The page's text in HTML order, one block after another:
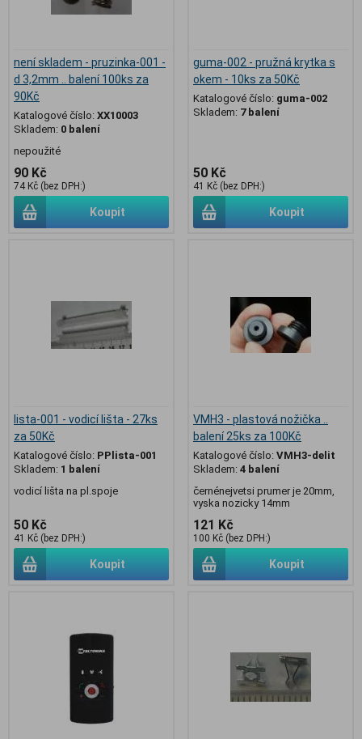
není skladem - pruzinka-001 -
d 3,2mm .. balení 100ks za
90Kč
Katalogové číslo: XX10003
Skladem: 0 balení
nepoužité
90 Kč
74 Kč (bez DPH:)
Koupit
guma-002 - pružná krytka s
okem - 10ks za 50Kč
Katalogové číslo: guma-002
Skladem: 7 balení
50 Kč
41 Kč (bez DPH:)
Koupit
lista-001 - vodicí lišta - 27ks
za 50Kč
Katalogové číslo: PPlista-001
Skladem: 1 balení
vodicí lišta na pl.spoje
50 Kč
41 Kč (bez DPH:)
Koupit
VMH3 - plastová nožička ..
balení 25ks za 100Kč
Katalogové číslo: VMH3-delit
Skladem: 4 balení
černénejvetsi prumer je 20mm,
vyska nozicky 14mm
121 Kč
100 Kč (bez DPH:)
Koupit